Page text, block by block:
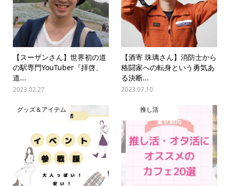
【スーザンさん】世界初の道
の駅専門YouTuber『拝啓、
道...
2023.02.27
【酒寄 珠璃さん】消防士から
格闘家への転身という勇気あ
る決断...
2023.07.10
グッズ＆アイテム 推し活